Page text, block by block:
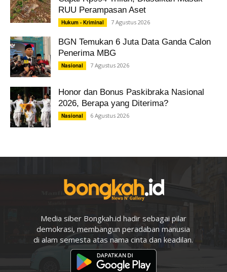
RUU Perampasan Aset
Hukum - Kriminal 7 Agustus 2026
BGN Temukan 6 Juta Data Ganda Calon
Penerima MBG
Nasional 7 Agustus 2026
Honor dan Bonus Paskibraka Nasional
2026, Berapa yang Diterima?
Nasional 6 Agustus 2026
Media siber Bongkah.id hadir sebagai pilar
demokrasi, membangun peradaban manusia
di alam semesta atas nama cinta dan keadilan.